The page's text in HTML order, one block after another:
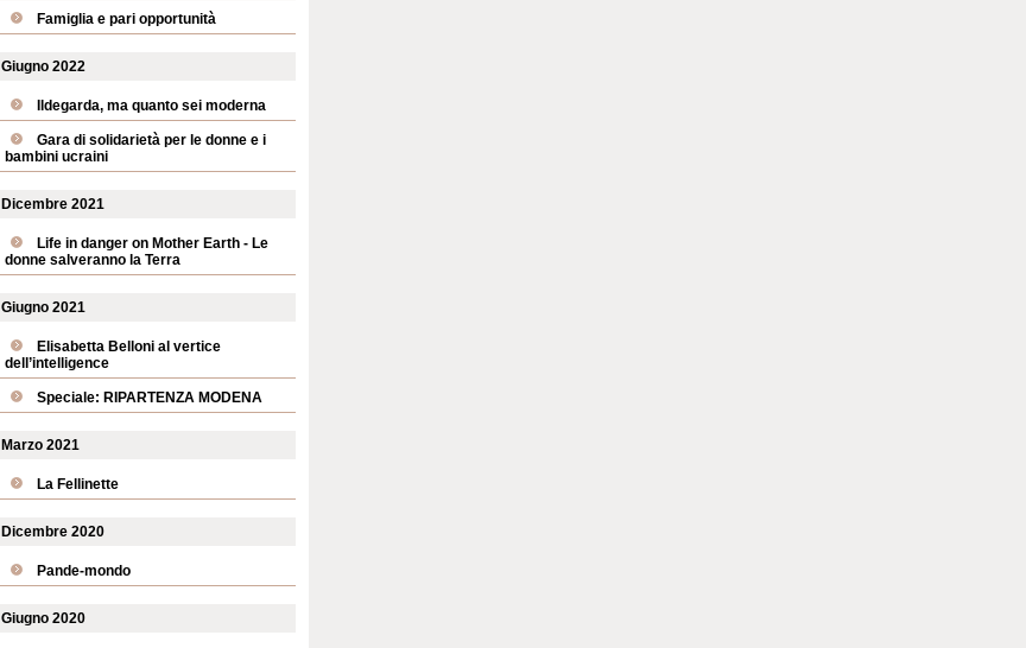
Famiglia e pari opportunità
Giugno 2022
Ildegarda, ma quanto sei moderna
Gara di solidarietà per le donne e i
bambini ucraini
Dicembre 2021
Life in danger on Mother Earth - Le
donne salveranno la Terra
Giugno 2021
Elisabetta Belloni al vertice
dell’intelligence
Speciale: RIPARTENZA MODENA
Marzo 2021
La Fellinette
Dicembre 2020
Pande-mondo
Giugno 2020